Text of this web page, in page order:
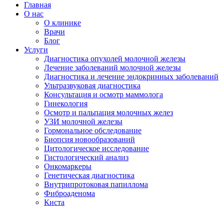
Главная
О нас
О клинике
Врачи
Блог
Услуги
Диагностика опухолей молочной железы
Лечение заболеваний молочной железы
Диагностика и лечение эндокринных заболеваний
Ультразвуковая диагностика
Консультация и осмотр маммолога
Гинекология
Осмотр и пальпация молочных желез
УЗИ молочной железы
Гормональное обследование
Биопсия новообразований
Цитологическое исследование
Гистологический анализ
Онкомаркеры
Генетическая диагностика
Внутрипротоковая папиллома
Фиброаденома
Киста